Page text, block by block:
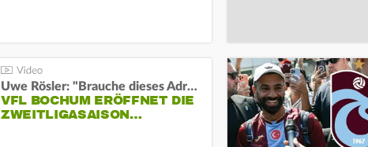
Uwe Rösler: "Brauche dieses Adrenalin"
VFL BOCHUM ERÖFFNET DIE
ZWEITLIGASAISON…